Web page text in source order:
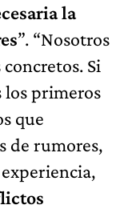
la
”. “Nosotros
Si
los primeros
que
de rumores,